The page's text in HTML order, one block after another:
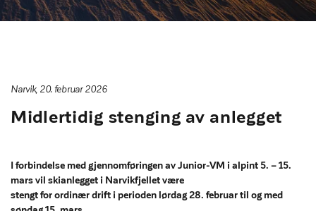
Narvik, 20. februar 2026
Midlertidig stenging av anlegget
I forbindelse med gjennomføringen av Junior-VM i alpint 5. – 15.
mars vil skianlegget i Narvikfjellet være
stengt for ordinær drift i perioden lørdag 28. februar til og med